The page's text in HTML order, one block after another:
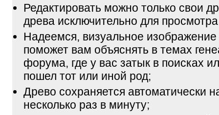
Редактировать можно только свои
древа исключительно для
Надеемся, визуальное
поможет вам объяснять в темах
форума, где у вас затык в поисках
пошел тот или иной род;
Древо сохраняется автоматически
несколько раз в минуту;